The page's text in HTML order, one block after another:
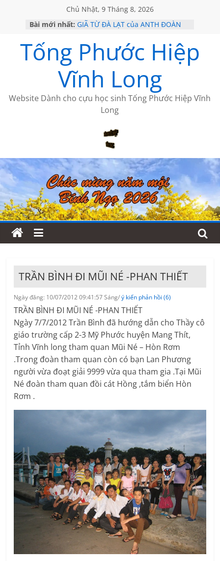
Chủ Nhật, 9 Tháng 8, 2026
Bài mới nhất: GIÃ TỪ ĐÀ LẠT của ANTH ĐOÀN
KHÔNG ĐỀ 20 CỦA THÁI LÃO
KHÔNG ĐỀ 19 CỦA THÁI LÃO
CHÙM THƠ CỦA BÍCH HÀ
Tống Phước Hiệp
Vĩnh Long
Website Dành cho cựu học sinh Tống Phước Hiệp Vĩnh
Long
TRẦN BÌNH ĐI MŨI NÉ -PHAN THIẾT
Ngày đăng: 10/07/2012 09:41:57 Sáng/ý kiến phản hồi (6)
TRẦN BÌNH ĐI MŨI NÉ -PHAN THIẾT
Ngày 7/7/2012 Trần Bình đã hướng dẫn cho Thầy cô
giáo trường cấp 2-3 Mỹ Phước huyện Mang Thít,
Tỉnh Vĩnh long tham quan Mũi Né – Hòn Rơm
.Trong đoàn tham quan còn có bạn Lan Phương
người vừa đoạt giải 9999 vừa qua tham gia .Tại Mũi
Né đoàn tham quan đồi cát Hồng ,tắm biển Hòn
Rơm .